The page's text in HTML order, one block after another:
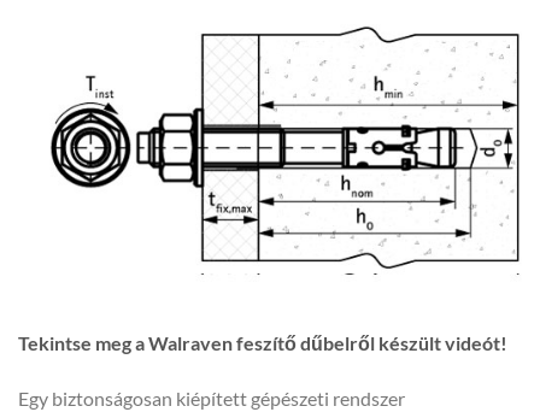
Tekintse meg a Walraven feszítő dűbelről készült videót!
Egy biztonságosan kiépített gépészeti rendszer